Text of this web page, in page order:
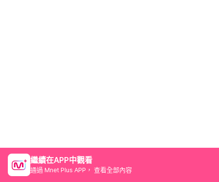
繼續在APP中觀看
通過 Mnet Plus APP， 查看全部內容